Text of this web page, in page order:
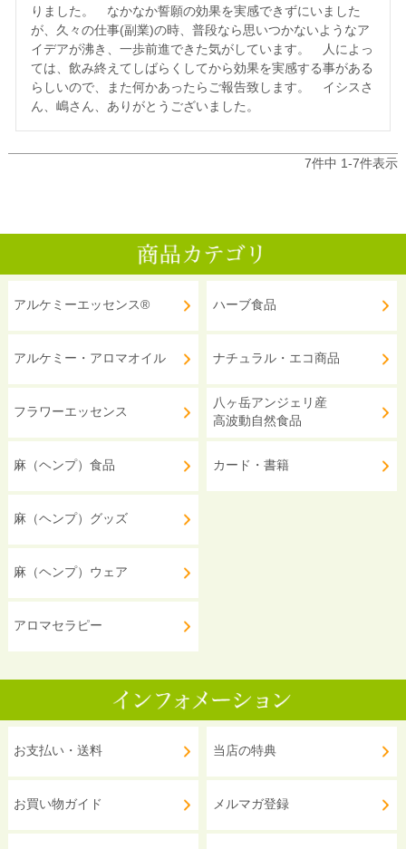
りました。　なかなか誓願の効果を実感できずにいました
が、久々の仕事(副業)の時、普段なら思いつかないようなア
イデアが沸き、一歩前進できた気がしています。　人によっ
ては、飲み終えてしばらくしてから効果を実感する事がある
らしいので、また何かあったらご報告致します。　イシスさ
ん、嶋さん、ありがとうございました。
7件中 1-7件表示
アルケミーエッセンス®
アルケミー・アロマオイル
フラワーエッセンス
麻（ヘンプ）食品
麻（ヘンプ）グッズ
麻（ヘンプ）ウェア
アロマセラピー
ハーブ食品
ナチュラル・エコ商品
八ヶ岳アンジェリ産
高波動自然食品
カード・書籍
お支払い・送料
お買い物ガイド
当店の特典
メルマガ登録